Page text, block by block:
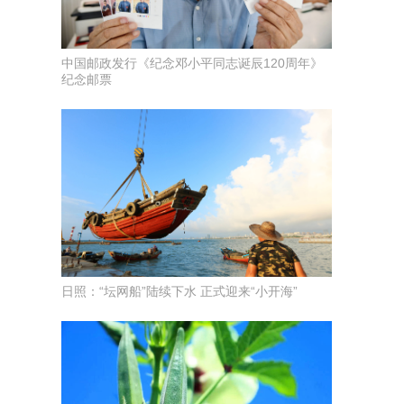
中国邮政发行《纪念邓小平同志诞辰120周年》
纪念邮票
日照：“坛网船”陆续下水 正式迎来“小开海”